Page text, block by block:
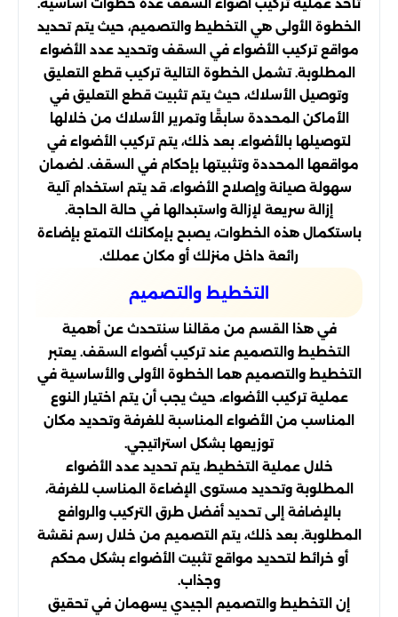
تأخذ عملية تركيب أضواء السقف عدة خطوات أساسية.
الخطوة الأولى هي التخطيط والتصميم، حيث يتم تحديد
مواقع تركيب الأضواء في السقف وتحديد عدد الأضواء
المطلوبة. تشمل الخطوة التالية تركيب قطع التعليق
وتوصيل الأسلاك، حيث يتم تثبيت قطع التعليق في
الأماكن المحددة سابقًا وتمرير الأسلاك من خلالها
لتوصيلها بالأضواء. بعد ذلك، يتم تركيب الأضواء في
مواقعها المحددة وتثبيتها بإحكام في السقف. لضمان
سهولة صيانة وإصلاح الأضواء، قد يتم استخدام آلية
إزالة سريعة لإزالة واستبدالها في حالة الحاجة.
باستكمال هذه الخطوات، يصبح بإمكانك التمتع بإضاءة
رائعة داخل منزلك أو مكان عملك.
التخطيط والتصميم
في هذا القسم من مقالنا سنتحدث عن أهمية
التخطيط والتصميم عند تركيب أضواء السقف. يعتبر
التخطيط والتصميم هما الخطوة الأولى والأساسية في
عملية تركيب الأضواء، حيث يجب أن يتم اختيار النوع
المناسب من الأضواء المناسبة للغرفة وتحديد مكان
توزيعها بشكل استراتيجي.
خلال عملية التخطيط، يتم تحديد عدد الأضواء
المطلوبة وتحديد مستوى الإضاءة المناسب للغرفة،
بالإضافة إلى تحديد أفضل طرق التركيب والروافع
المطلوبة. بعد ذلك، يتم التصميم من خلال رسم نقشة
أو خرائط لتحديد مواقع تثبيت الأضواء بشكل محكم
وجذاب.
إن التخطيط والتصميم الجيدي يسهمان في تحقيق